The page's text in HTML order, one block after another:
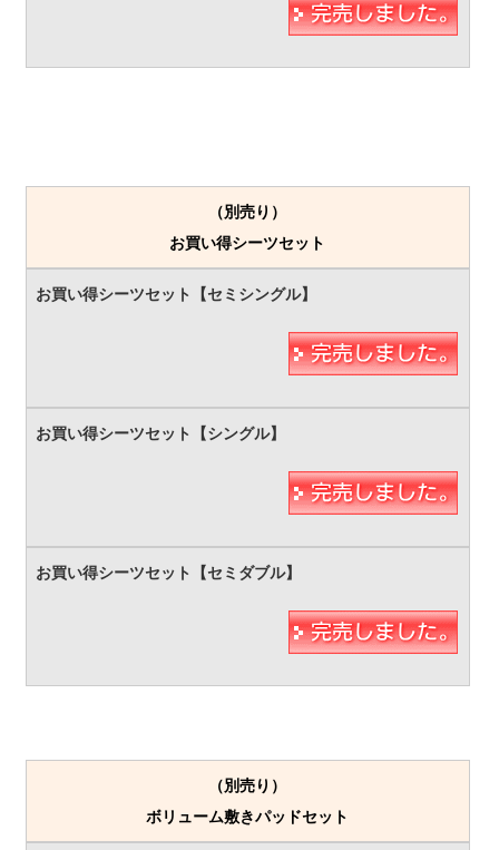
（別売り）
お買い得シーツセット
（別売り）
ボリューム敷きパッドセット